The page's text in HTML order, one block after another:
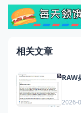
相关文章
2026-